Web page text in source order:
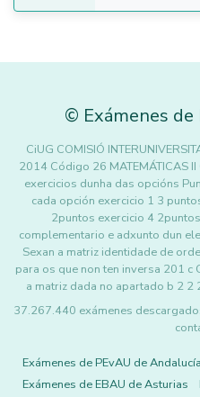
© Exámenes de
CiUG COMISIÓ
2014 Código 26 MATEMÁTICAS
exercicios dunha das opcións
cada opción exercicio 1 3
2puntos exercicio 4
complementario e adxunto dun
Sexan a matriz identidade de
para os que non ten inversa 201 c
a matriz dada no apartado b 2
37.267.440 exámenes
Exámenes de PEvAU de Andalucía
Exámenes de EBAU de Asturias